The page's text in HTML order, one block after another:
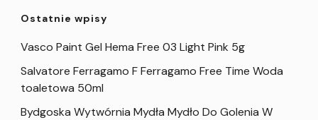
Ostatnie wpisy
Vasco Paint Gel Hema Free 03 Light Pink 5g
Salvatore Ferragamo F Ferragamo Free Time Woda
toaletowa 50ml
Bydgoska Wytwórnia Mydła Mydło Do Golenia W